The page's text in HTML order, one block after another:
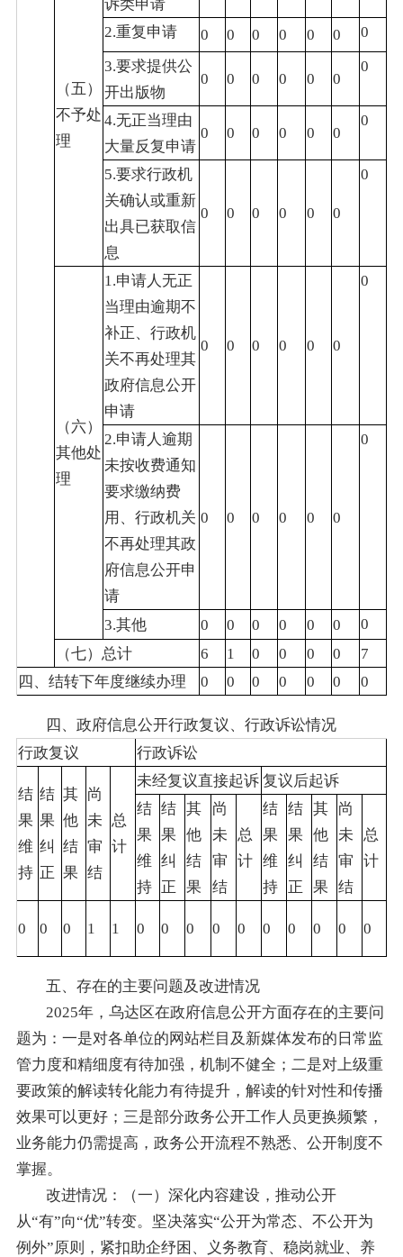
（五）
不予处
理
诉类申请
2.重复申请 0 0 0 0 0 0
0
3.要求提供公
开出版物
0 0 0 0 0 0
0
4.无正当理由
大量反复申请
0 0 0 0 0 0
0
5.要求行政机
关确认或重新
出具已获取信
息
0 0 0 0 0 0
0
（六）
其他处
理
1.申请人无正
当理由逾期不
补正、行政机
关不再处理其
政府信息公开
申请
0 0 0 0 0 0
0
2.申请人逾期
未按收费通知
要求缴纳费
用、行政机关
不再处理其政
府信息公开申
请
0 0 0 0 0 0
0
3.其他 0 0 0 0 0 0
0
（七）总计
6 1 0 0 0 0
7
四、结转下年度继续办理
0 0 0 0 0 0 0
四、政府信息公开行政复议、行政诉讼情况
行政复议
行政诉讼
结
果
维
持
结
果
纠
正
其
他
结
果
尚
未
审
结
总
计
未经复议直接起诉 复议后起诉
结
果
维
持
结
果
纠
正
其
他
结
果
尚
未
审
结
总
计
结
果
维
持
结
果
纠
正
其
他
结
果
尚
未
审
结
总
计
0 0 0 1 1 0 0 0 0 0 0 0 0 0 0
五、存在的主要问题及改进情况
2025年，乌达区在政府信息公开方面存在的主要问
题为：一是对各单位的网站栏目及新媒体发布的日常监
管力度和精细度有待加强，机制不健全；二是对上级重
要政策的解读转化能力有待提升，解读的针对性和传播
效果可以更好；三是部分政务公开工作人员更换频繁，
业务能力仍需提高，政务公开流程不熟悉、公开制度不
掌握。
改进情况：（一）深化内容建设，推动公开
从“有”向“优”转变。坚决落实“公开为常态、不公开为
例外”原则，紧扣助企纾困、义务教育、稳岗就业、养